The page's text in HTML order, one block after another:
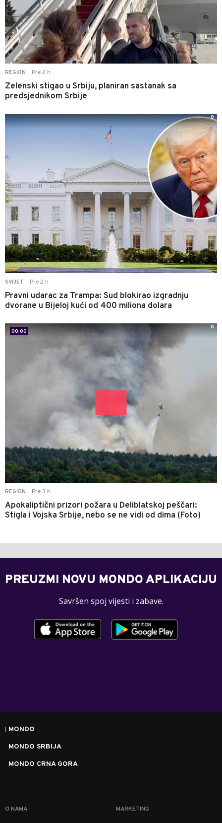
REGION Pre 2 h
Zelenski stigao u Srbiju, planiran sastanak sa
predsjednikom Srbije
SVIJET Pre 2 h
Pravni udarac za Trampa: Sud blokirao izgradnju
dvorane u Bijeloj kući od 400 miliona dolara
0
REGION Pre 3 h
Apokaliptični prizori požara u Deliblatskoj peščari:
Stigla i Vojska Srbije, nebo se ne vidi od dima (Foto)
00:00
0
PREUZMI NOVU MONDO APLIKACIJU
Savršen spoj vijesti i zabave.
MONDO
MONDO SRBIJA
MONDO CRNA GORA
O NAMA MARKETING